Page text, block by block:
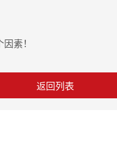
素！
返回列表